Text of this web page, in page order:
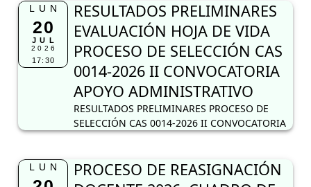
LUN
20
JUL
2026
17:30
RESULTADOS PRELIMINARES
EVALUACIÓN HOJA DE VIDA
PROCESO DE SELECCIÓN CAS
0014-2026 II CONVOCATORIA
APOYO ADMINISTRATIVO
RESULTADOS PRELIMINARES PROCESO DE
SELECCIÓN CAS 0014-2026 II CONVOCATORIA
LUN
PROCESO DE REASIGNACIÓN